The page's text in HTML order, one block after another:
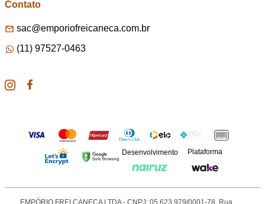
Contato
sac@emporiofreicaneca.com.br
(11) 97527-0463
Desenvolvimento Plataforma
EMPÓRIO FREI CANECA LTDA - CNPJ: 05.623.979/0001-78. Rua